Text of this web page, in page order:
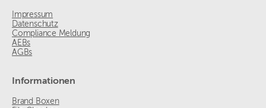
Impressum
Datenschutz
Compliance Meldung
AEBs
AGBs
Informationen
Brand Boxen